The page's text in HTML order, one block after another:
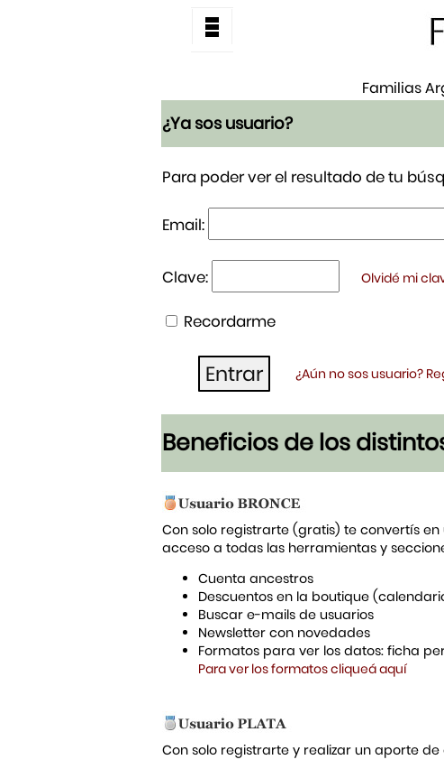
Familias
¿Ya sos usuario?
Para poder ver el resultado de tu
Email:
Clave: Olvidé mi
Recordarme
¿Aún no sos usuario?
Beneficios de los
Con solo registrarte (gratis) te convertís
acceso a todas las herramientas y
Cuenta ancestros
Descuentos en la boutique
Buscar e-mails de usuarios
Newsletter con novedades
Formatos para ver los datos: ficha
Para ver los formatos cliqueá aquí
Con solo registrarte y realizar un aporte de